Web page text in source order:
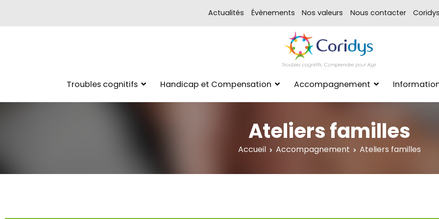
Actualités Évènements Nos valeurs Nous contacter
xpertise
Troubles cognitifs Handicap et Compensation Accompagnement
Ateliers familles
Accueil Accompagnement Ateliers familles